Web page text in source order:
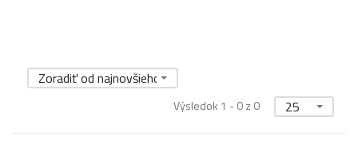
Zoradiť od najnovšieho
Výsledok 1 - 0 z 0 25